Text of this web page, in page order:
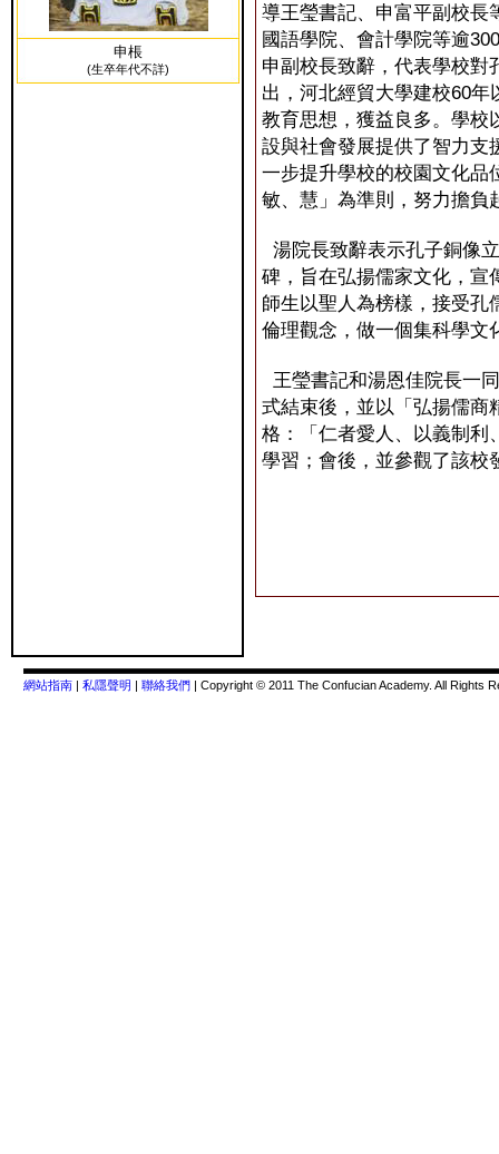
申棖
(生卒年代不詳)
導王瑩書記、申富平副校長
國語學院、會計學院等逾
申副校長致辭，代表學校對
出，河北經貿大學建校60
教育思想，獲益良多。學校
設與社會發展提供了智力支
一步提升學校的校園文化品
敏、慧」為準則，努力擔負
湯院長致辭表示孔子銅像
碑，旨在弘揚儒家文化，宣
師生以聖人為榜樣，接受孔
倫理觀念，做一個集科學文
王瑩書記和湯恩佳院長一
式結束後，並以「弘揚儒商
格：「仁者愛人、以義制利
學習；會後，並參觀了該校
網站指南 | 私隱聲明 | 聯絡我們 | Copyright © 2011 The Confucian Academy. All Rights